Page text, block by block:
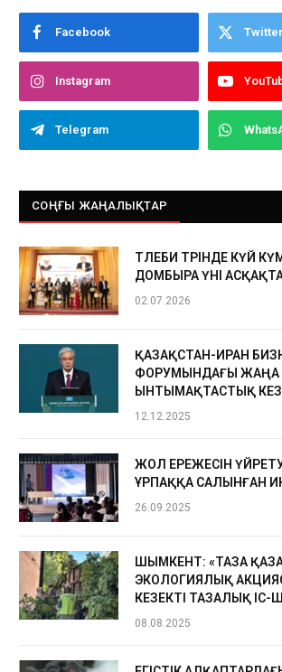
Facebook Twitter
Instagram
Telegram
СОҢҒЫ ЖАҢАЛЫҚТАР
ТӨЛЕБИ ТӨРІНДЕ КҮЙ
ДОМБЫРА ҮНІ
02.07.2026
ҚАЗАҚСТАН-ИРАН
ФОРУМЫНДАҒЫ ЖАҢА
ЫНТЫМАҚТАСТЫҚ
12.12.2025
ЖОЛ ЕРЕЖЕСІН
ҰРПАҚҚА САЛЫНҒАН
26.09.2025
ШЫМКЕНТ: «ТАЗА
ЭКОЛОГИЯЛЫҚ
КЕЗЕКТІ ТАЗАЛЫҚ ІС-
08.08.2025